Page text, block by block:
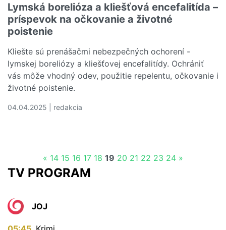
Lymská borelióza a kliešťová encefalitída –
príspevok na očkovanie a životné
poistenie
Kliešte sú prenášačmi nebezpečných ochorení -
lymskej boreliózy a kliešťovej encefalitídy. Ochrániť
vás môže vhodný odev, použitie repelentu, očkovanie i
životné poistenie.
04.04.2025 | redakcia
« 14 15 16 17 18 19 20 21 22 23 24 »
TV PROGRAM
JOJ